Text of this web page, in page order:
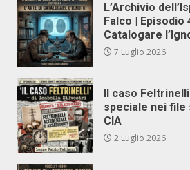
L’Archivio
Falco | Episodio
Catalogare
7 Luglio 2026
Il caso
speciale nei
CIA
2 Luglio 2026